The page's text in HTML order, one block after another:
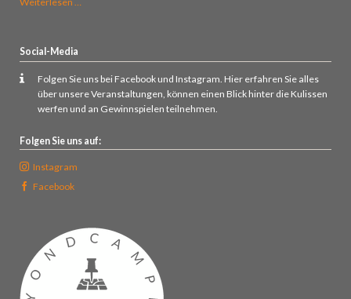
Social-Media
Folgen Sie uns bei Facebook und Instagram. Hier erfahren Sie alles
über unsere Veranstaltungen, können einen Blick hinter die Kulissen
werfen und an Gewinnspielen teilnehmen.
Folgen Sie uns auf:
Instagram
Facebook